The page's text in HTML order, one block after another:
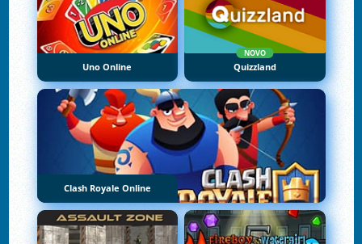
Uno Online
NOVO
Quizzland
Clash Royale Online